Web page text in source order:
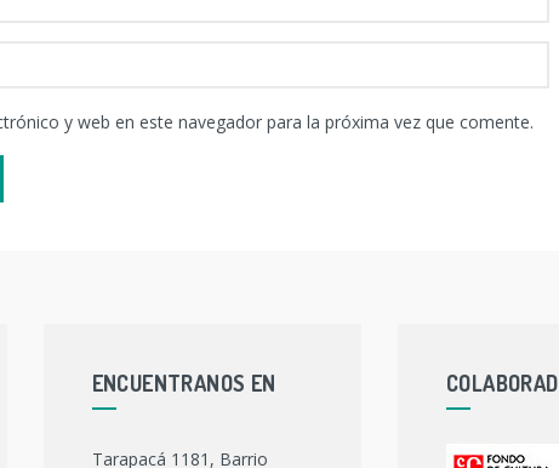
y web en este navegador para la próxima vez que comente.
ENCUENTRANOS EN
Tarapacá 1181, Barrio